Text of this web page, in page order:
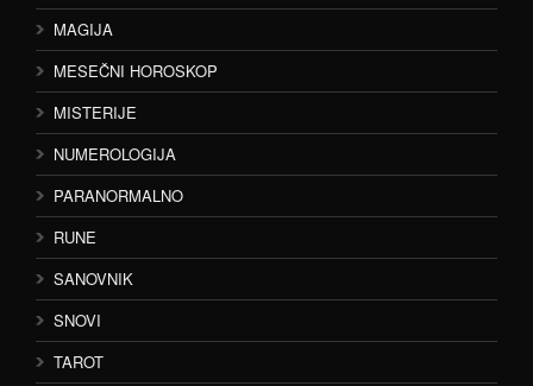
MAGIJA
MESEČNI HOROSKOP
MISTERIJE
NUMEROLOGIJA
PARANORMALNO
RUNE
SANOVNIK
SNOVI
TAROT